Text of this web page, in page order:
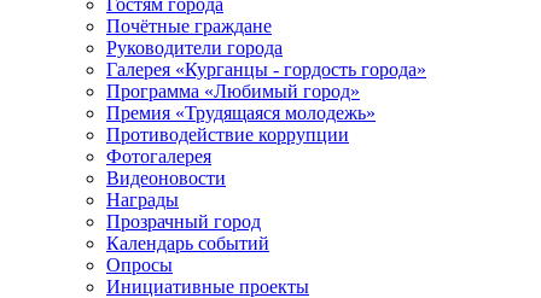
Почётные граждане
Руководители города
Галерея «Курганцы - гордость города»
Программа «Любимый город»
Премия «Трудящаяся молодежь»
Противодействие коррупции
Фотогалерея
Видеоновости
Награды
Прозрачный город
Календарь событий
Опросы
Инициативные проекты